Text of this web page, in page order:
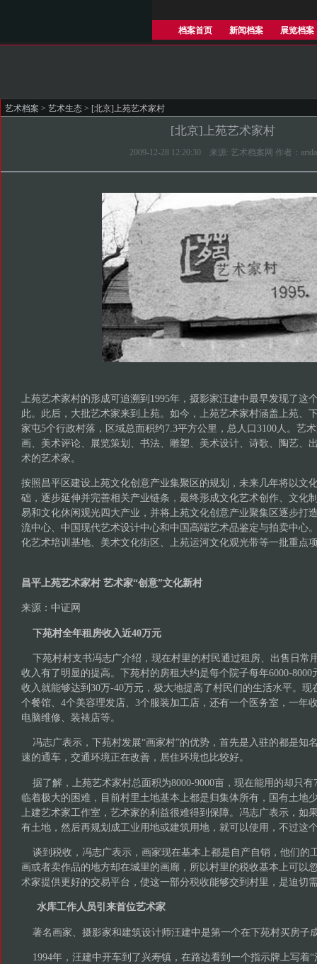
档案首页 新闻档案 展览档案
艺术档案 > 艺术生态 > [北京]上苑艺术家村
[北京]上苑艺术家村
2009-12-28 12:20:30 来源: 艺术档案网 作者：artda
上苑艺术家村的形成可追溯到1995年，摄影家汪建中最早发现了这
此。此后，大批艺术家来到上苑。如今，上苑艺术家村涵盖上苑、
家屯5个行政村落，区域总面积约7.3平方公里，总人口3100人。艺
画、美术评论、展览策划、书法、雕塑、美术设计、诗歌、陶艺、
术的艺术家。
按照昌平区建设上苑文化创意产业集聚区的规划，未来几年将以文
础，逐步延伸并完善相关产业链条，最终形成文化艺术创作、文化
易和文化休闲观光四大产业，并将上苑文化创意产业聚集区逐步打
流中心、中国现代艺术设计中心和中国高端艺术品鉴定与拍卖中心
化艺术培训基地、美术文化街区、上苑运河文化观光带等一批重点
昌平上苑艺术家村 艺术家“创意”文化新村
来源：中证网
下苑村全年租房收入近40万元
下苑村村支书冯志广介绍，现在村里的村民通过租房、出售日常
收入有了明显的提高。下苑村的房租大约是每个院子每年6000-
收入就能够达到30万-40万元，极大地提高了村民们的生活水平。现
个餐馆、4个美容理发店、3个服装加工店，还有一个医务室，一年
电脑维修、装裱店等。
冯志广表示，下苑村发展“画家村”的优势，首先是入驻的都是知
速的通车，交通环境正在改善，居住环境也比较好。
据了解，上苑艺术家村总面积为8000-9000亩，现在能用的却只有
临着极大的困难，目前村里土地基本上都是归集体所有，国有土地
上建艺术家工作室，艺术家的利益很难得到保障。冯志广表示，如
有土地，然后再规划成工业用地或建筑用地，就可以使用，不过这
谈到税收，冯志广表示，画家现在基本上都是自产自销，他们的
画或者卖作品的地方却在城里的画廊，所以村里的税收基本上可以
术家提供更好的交易平台，使这一部分税收能够交到村里，是迫切
水库工作人员引来首位艺术家
著名画家、摄影家和建筑设计师汪建中是第一个在下苑村买房子
1994年，汪建中开车到了兴寿镇，在路边看到一个指示牌上写着“